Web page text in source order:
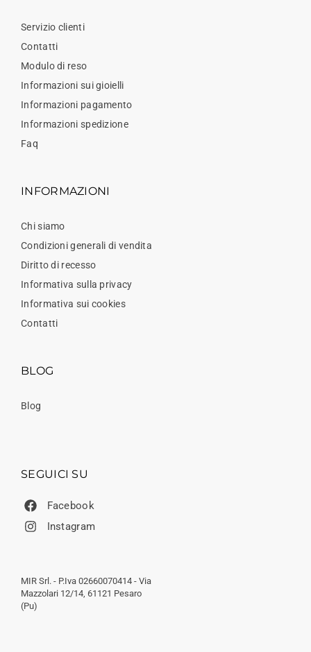
Servizio clienti
Contatti
Modulo di reso
Informazioni sui gioielli
Informazioni pagamento
Informazioni spedizione
Faq
INFORMAZIONI
Chi siamo
Condizioni generali di vendita
Diritto di recesso
Informativa sulla privacy
Informativa sui cookies
Contatti
BLOG
Blog
SEGUICI SU
Facebook
Instagram
MIR Srl. - P.Iva 02660070414 - Via
Mazzolari 12/14, 61121 Pesaro
(Pu)